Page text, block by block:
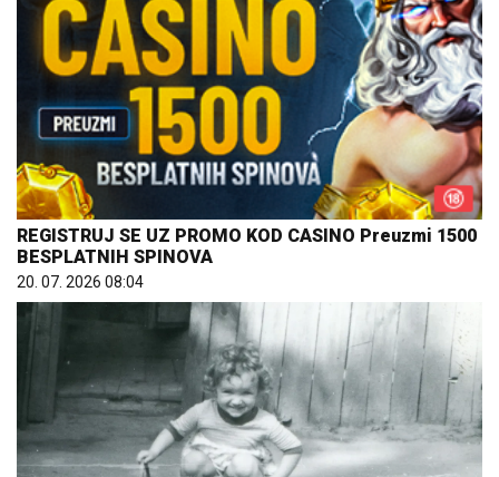
REGISTRUJ SE UZ PROMO KOD CASINO Preuzmi 1500
BESPLATNIH SPINOVA
20. 07. 2026 08:04